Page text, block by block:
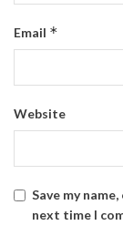
Email *
Website
Save my
next time I